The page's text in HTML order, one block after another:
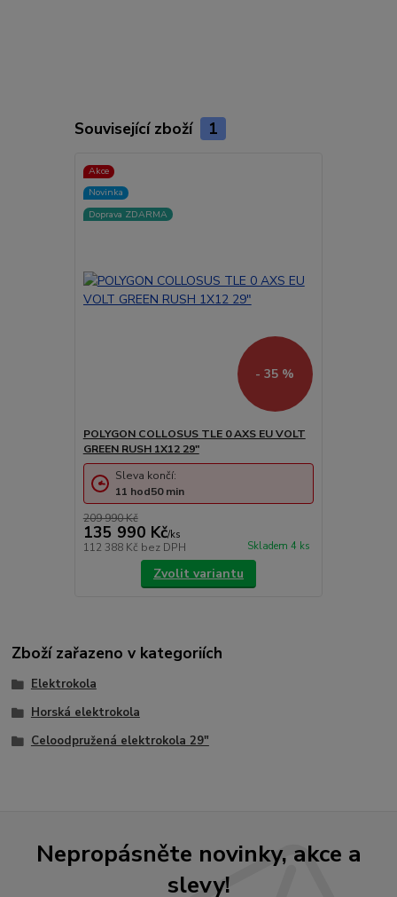
Související zboží 1
Akce
Novinka
Doprava ZDARMA
- 35 %
POLYGON COLLOSUS TLE 0 AXS EU VOLT
GREEN RUSH 1X12 29"
209 990 Kč
135 990 Kč/ks
112 388 Kč bez DPH Skladem 4 ks
Sleva končí:
11 hod50min
Zvolit variantu
Zboží zařazeno v kategoriích
Elektrokola
Horská elektrokola
Celoodpružená elektrokola 29"
Nepropásněte novinky, akce a
slevy!